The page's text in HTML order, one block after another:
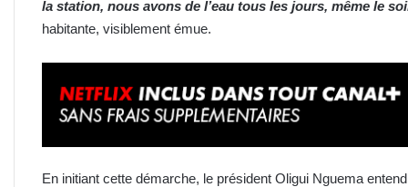
la station, nous avons de l’eau tous les jours, même le
habitante, visiblement émue.
En initiant cette démarche, le président Oligui Nguema